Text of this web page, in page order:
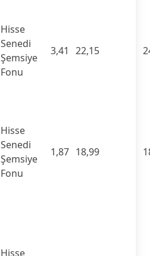
Hisse
Senedi
Şemsiye
Fonu
3,41 22,15
Hisse
Senedi
Şemsiye
Fonu
1,87 18,99
Hisse